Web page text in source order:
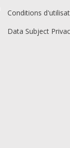
Conditions
Data Subject